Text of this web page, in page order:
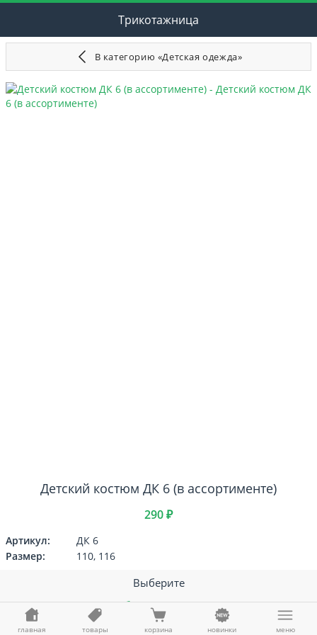
Трикотажница
В категорию «Детская одежда»
Детский костюм ДК 6 (в ассортименте)
290 ₽
Артикул:
ДК 6
Размер:
110, 116
Выберите
Таблица размеров